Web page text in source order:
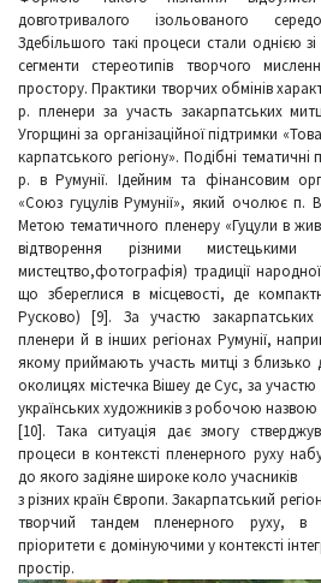
довготривалого ізольованого
Здебільшого такі процеси стали однією
сегменти стереотипів творчого
простору. Практики творчих обмінів
р. пленери за участь закарпатських
Угорщині за організаційної підтримки
карпатського регіону». Подібні тематичні
р. в Румунії. Ідейним та фінансовим
«Союз гуцулів Румунії», який очолює п.
Метою тематичного пленеру «Гуцули в
відтворення різними мистецькими
мистецтво,фотографія) традиції
що збереглися в місцевості, де
Русково) [9]. За участю закарпатських
пленери й в інших регіонах Румунії,
якому приймають участь митці з близько
околицях містечка Вішеу де Сус, за
українських художників з робочою назвою
[10]. Така ситуація дає змогу
процеси в контексті пленерного руху
до якого задіяне широке коло учасників
з різних країн Європи. Закарпатський
творчий тандем пленерного руху, в
пріоритети є домінуючими у контексті
простір.